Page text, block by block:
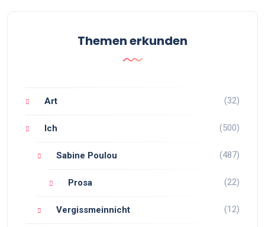
Themen erkunden
Art (32)
Ich (500)
Sabine Poulou (487)
Prosa (22)
Vergissmeinnicht (12)